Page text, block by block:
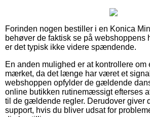
Forinden nogen bestiller i en Konica
behøver de faktisk se på webshoppens
er det typisk ikke videre spændende.
En anden mulighed er at kontrollere om
mærket, da det længe har været et
webshoppen opfylder de gældende
online butikken rutinemæssigt efterses
til de gældende regler. Derudover giver
support, hvis du bliver udsat for